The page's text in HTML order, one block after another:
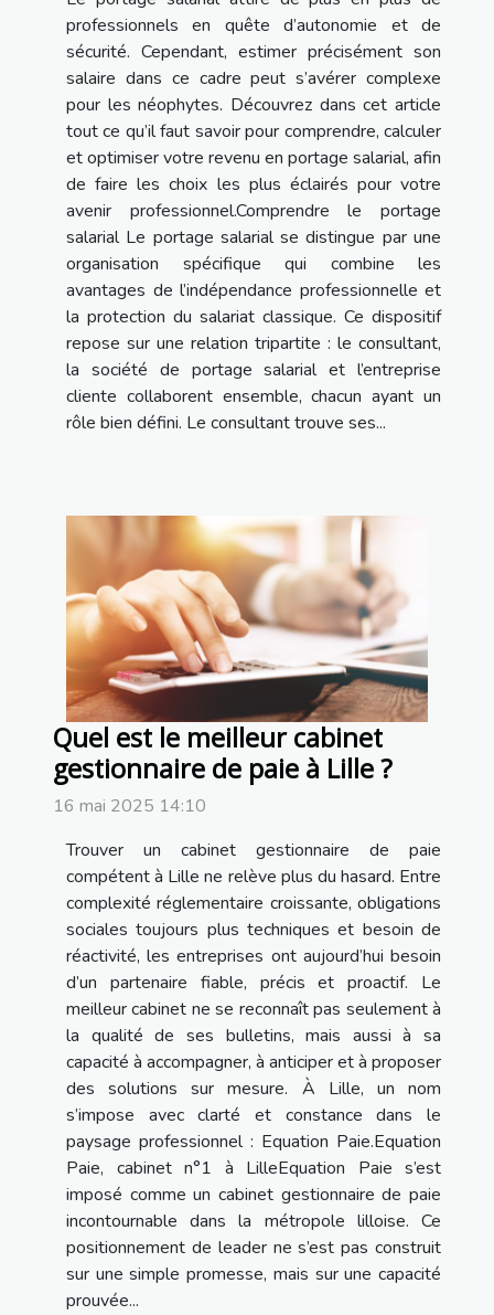
professionnels en quête d’autonomie et de
sécurité. Cependant, estimer précisément son
salaire dans ce cadre peut s’avérer complexe
pour les néophytes. Découvrez dans cet article
tout ce qu’il faut savoir pour comprendre, calculer
et optimiser votre revenu en portage salarial, afin
de faire les choix les plus éclairés pour votre
avenir professionnel.Comprendre le portage
salarial Le portage salarial se distingue par une
organisation spécifique qui combine les
avantages de l’indépendance professionnelle et
la protection du salariat classique. Ce dispositif
repose sur une relation tripartite : le consultant,
la société de portage salarial et l’entreprise
cliente collaborent ensemble, chacun ayant un
rôle bien défini. Le consultant trouve ses...
Quel est le meilleur cabinet
gestionnaire de paie à Lille ?
16 mai 2025 14:10
Trouver un cabinet gestionnaire de paie
compétent à Lille ne relève plus du hasard. Entre
complexité réglementaire croissante, obligations
sociales toujours plus techniques et besoin de
réactivité, les entreprises ont aujourd’hui besoin
d’un partenaire fiable, précis et proactif. Le
meilleur cabinet ne se reconnaît pas seulement à
la qualité de ses bulletins, mais aussi à sa
capacité à accompagner, à anticiper et à proposer
des solutions sur mesure. À Lille, un nom
s’impose avec clarté et constance dans le
paysage professionnel : Equation Paie.Equation
Paie, cabinet n°1 à LilleEquation Paie s’est
imposé comme un cabinet gestionnaire de paie
incontournable dans la métropole lilloise. Ce
positionnement de leader ne s’est pas construit
sur une simple promesse, mais sur une capacité
prouvée...